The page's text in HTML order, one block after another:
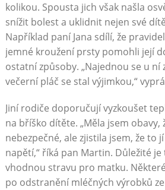
kolikou. Spousta jich však našla
snížit bolest a uklidnit nejen své
Například paní Jana sdílí, že
jemné kroužení prsty pomohli její
ostatní způsoby. „Najednou se u ní
večerní pláč se stal výjimkou,“
Jiní rodiče doporučují vyzkoušet
na bříško dítěte. „Měla jsem
nebezpečné, ale zjistila jsem, že to
napětí,“ říká pan Martin. Důležité
vhodnou stravu pro matku.
po odstranění mléčných výrobků